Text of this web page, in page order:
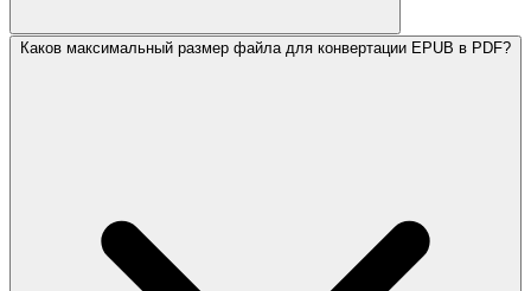
Каков максимальный размер файла для конвертации EPUB в PDF?